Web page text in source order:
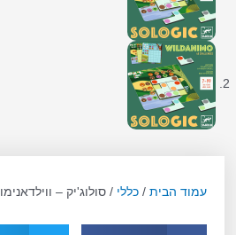
עמוד הבית /כללי / סולוג'יק – ווילדאנימו